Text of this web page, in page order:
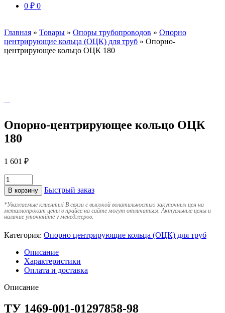
0 ₽ 0
Главная » Товары » Опоры трубопроводов » Опорно
центрирующие кольца (ОЦК) для труб » Опорно-
центрирующее кольцо ОЦК 180
Опорно-центрирующее кольцо ОЦК
180
1 601 ₽
В корзину Быстрый заказ
*Уважаемые клиенты! В связи с высокой волатильностью закупочных цен на
металлопрокат цены в прайсе на сайте могут отличаться. Актуальные цены и
наличие уточняйте у менеджеров.
Категория: Опорно центрирующие кольца (ОЦК) для труб
Описание
Характеристики
Оплата и доставка
Описание
ТУ 1469-001-01297858-98